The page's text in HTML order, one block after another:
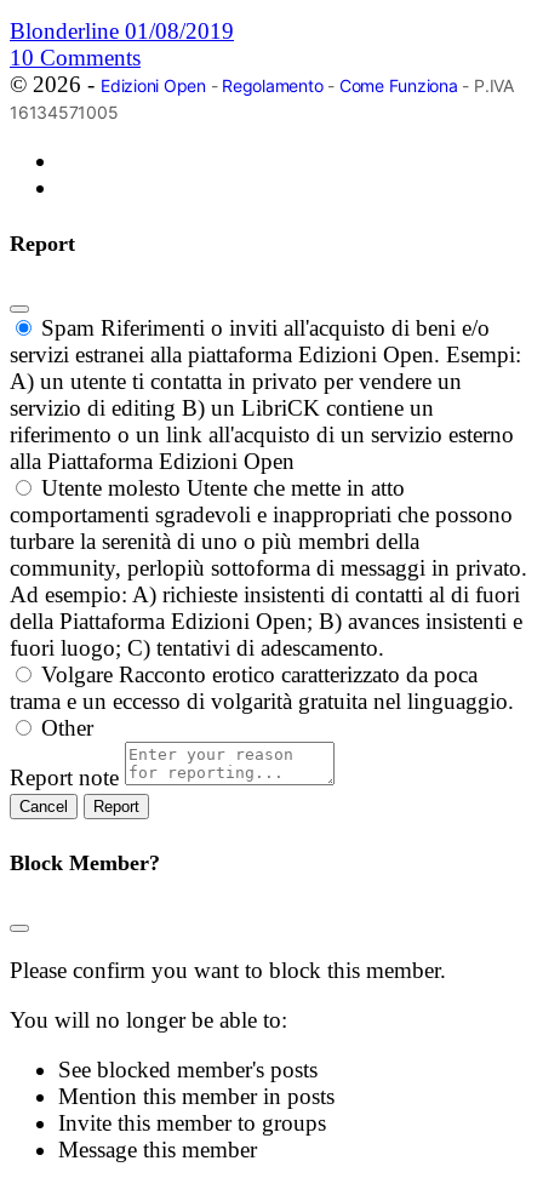
Blonderline 01/08/2019
10 Comments
© 2026 - Edizioni Open- Regolamento- Come Funziona - P.IVA
16134571005
Report
Spam Riferimenti o inviti all'acquisto di beni e/o
servizi estranei alla piattaforma Edizioni Open. Esempi:
A) un utente ti contatta in privato per vendere un
servizio di editing B) un LibriCK contiene un
riferimento o un link all'acquisto di un servizio esterno
alla Piattaforma Edizioni Open
Utente molesto Utente che mette in atto
comportamenti sgradevoli e inappropriati che possono
turbare la serenità di uno o più membri della
community, perlopiù sottoforma di messaggi in privato.
Ad esempio: A) richieste insistenti di contatti al di fuori
della Piattaforma Edizioni Open; B) avances insistenti e
fuori luogo; C) tentativi di adescamento.
Volgare Racconto erotico caratterizzato da poca
trama e un eccesso di volgarità gratuita nel linguaggio.
Other
Report note
Report
Block Member?
Please confirm you want to block this member.
You will no longer be able to:
See blocked member's posts
Mention this member in posts
Invite this member to groups
Message this member